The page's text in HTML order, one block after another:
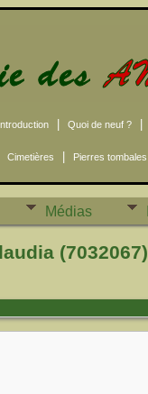
Quoi de neuf ?
Cimetières Pierres tombales
Médias
(7032067)